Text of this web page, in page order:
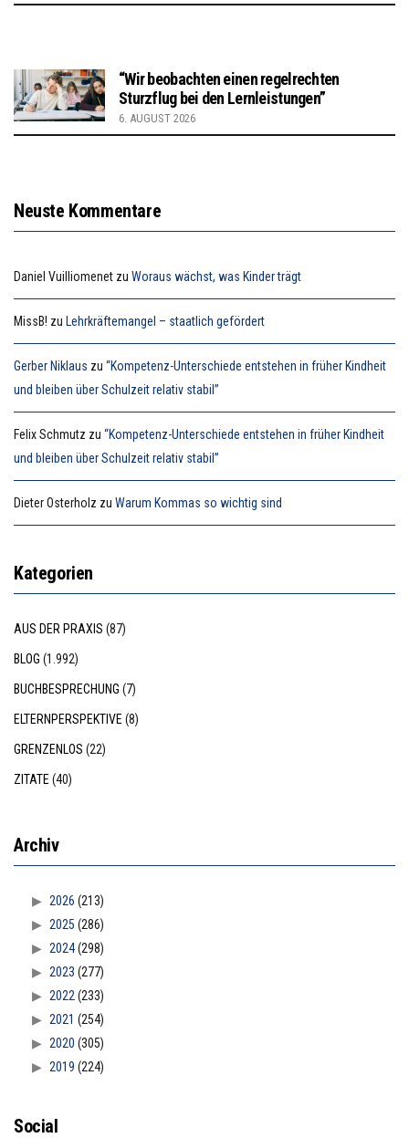
“Wir beobachten einen regelrechten
Sturzflug bei den Lernleistungen”
6. AUGUST 2026
Neuste Kommentare
Daniel Vuilliomenet zu Woraus wächst, was Kinder trägt
MissB! zu Lehrkräftemangel – staatlich gefördert
Gerber Niklaus zu “Kompetenz-Unterschiede entstehen in früher Kindheit
und bleiben über Schulzeit relativ stabil”
Felix Schmutz zu “Kompetenz-Unterschiede entstehen in früher Kindheit
und bleiben über Schulzeit relativ stabil”
Dieter Osterholz zu Warum Kommas so wichtig sind
Kategorien
AUS DER PRAXIS (87)
BLOG (1.992)
BUCHBESPRECHUNG (7)
ELTERNPERSPEKTIVE (8)
GRENZENLOS (22)
ZITATE (40)
Archiv
2026 (213)
2025 (286)
2024(298)
2023 (277)
2022 (233)
2021 (254)
2020 (305)
2019 (224)
Social